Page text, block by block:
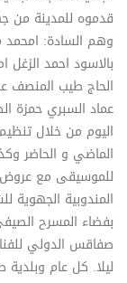
وهم السادة: امحمد
بالاسود احمد
الحاج طيب المنصف
عماد السبري حمزة
اليوم من خلال
الماضي و الحاضر
للموسيقى مع عروض
المندوبية
بفضاء المسرح
صفاقس الدولي
ليلا. كل عام